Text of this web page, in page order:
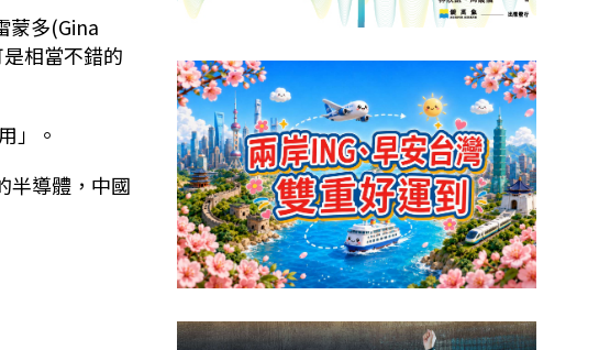
蒙多(Gina
相當不錯的
」。
半導體，中國